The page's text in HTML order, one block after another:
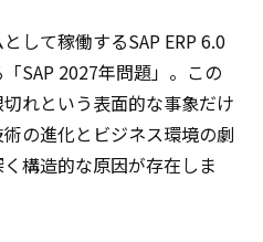
して稼働するSAP ERP 6.0
SAP 2027年問題」。この
れという表面的な事象だけ
の進化とビジネス環境の劇
構造的な原因が存在しま